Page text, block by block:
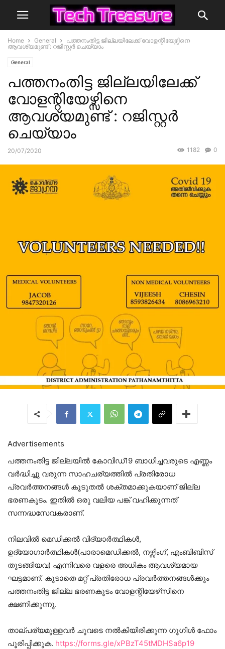
Home General
പത്തനംതിട്ട ജില്ലയിലേക്ക് വോളന്റിയേഴ്സിനെ
ആവശ്യമുണ്ട് : റജിസ്റ്റർ ചെയ്യാം
General
പത്തനംതിട്ട ജില്ലയിലേക്ക്
വോളന്റിയേഴ്സിനെ
ആവശ്യമുണ്ട് : റജിസ്റ്റർ
ചെയ്യാം
20/07/2020 0
1182
Advertisements
പത്തനംതിട്ട ജില്ലയിൽ കോവിഡ്19 ബാധിച്ചവരുടെ എണ്ണം
വർദ്ധിച്ചു വരുന്ന സാഹചര്യത്തിൽ പ്രതിരോധ
പ്രവർത്തനങ്ങൾ കൂടുതൽ ശക്തമാക്കുകയാണ് ജില്ല
ഭരണകൂടം. ഇതിൽ ഒരു വലിയ പങ്ക് വഹിക്കുന്നത്
സന്നദ്ധസേവകരാണ്.
നിലവിൽ മെഡിക്കൽ വിദ്യാർത്ഥികൾ,
ഉദ്യോഗാർത്ഥികൾ(പാരാമെഡിക്കൽ, നഴ്സിംഗ്, എംബിബിസ്
തുടങ്ങിയവ) എന്നിവരെ വളരെ അധികം ആവശ്യമായ
ഘട്ടമാണ്. കൂടാതെ മറ്റ് പ്രതിരോധ പ്രവർത്തനങ്ങൾക്കും
പത്തനംതിട്ട ജില്ല ഭരണകൂടം വോളന്റിയേഴ്‌സിനെ
ക്ഷണിക്കുന്നു.
താല്പര്യമുള്ളവർ ചുവടെ നൽകിയിരിക്കുന്ന ഗൂഗിൾ ഫോം
പൂരിപ്പിക്കുക. https://forms.gle/xPBzT45tMDHSa6p19